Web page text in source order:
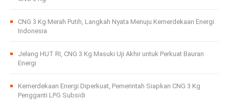
CNG 3 Kg Merah Putih, Langkah Nyata Menuju Kemerdekaan Energi
Indonesia
Jelang HUT RI, CNG 3 Kg Masuki Uji Akhir untuk Perkuat Bauran
Energi
Kemerdekaan Energi Diperkuat, Pemerintah Siapkan CNG 3 Kg
Pengganti LPG Subsidi